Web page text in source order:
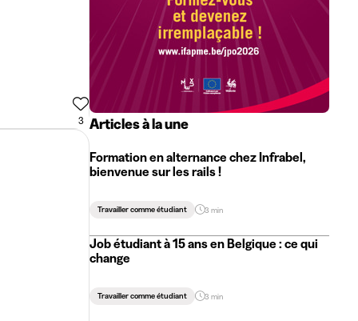
3 Articles à la une
Formation en alternance chez Infrabel,
bienvenue sur les rails !
Travailler comme étudiant 3 min
Job étudiant à 15 ans en Belgique : ce qui
change
Travailler comme étudiant 3 min